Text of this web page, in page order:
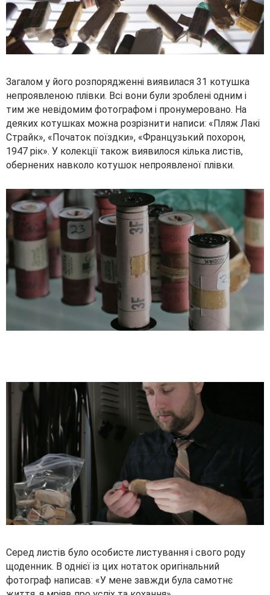
Загалом у його розпорядженні виявилася 31 котушка
непроявленою плівки. Всі вони були зроблені одним і
тим же невідомим фотографом і пронумеровано. На
деяких котушках можна розрізнити написи: «Пляж Лакі
Страйк», «Початок поїздки», «Французький похорон,
1947 рік». У колекції також виявилося кілька листів,
обернених навколо котушок непроявленої плівки.
Серед листів було особисте листування і свого роду
щоденник. В однієї із цих нотаток оригінальний
фотограф написав: «У мене завжди була самотнє